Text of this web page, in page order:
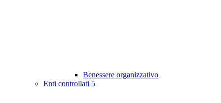
Benessere organizzativo
Enti controllati 5